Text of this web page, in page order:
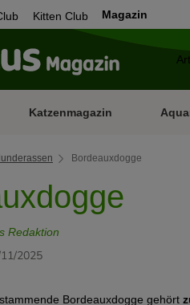
Kitten Club Magazin
Katzenmagazin
Bordeauxdogge
Redaktion
2025
Bordeauxdogge gehört